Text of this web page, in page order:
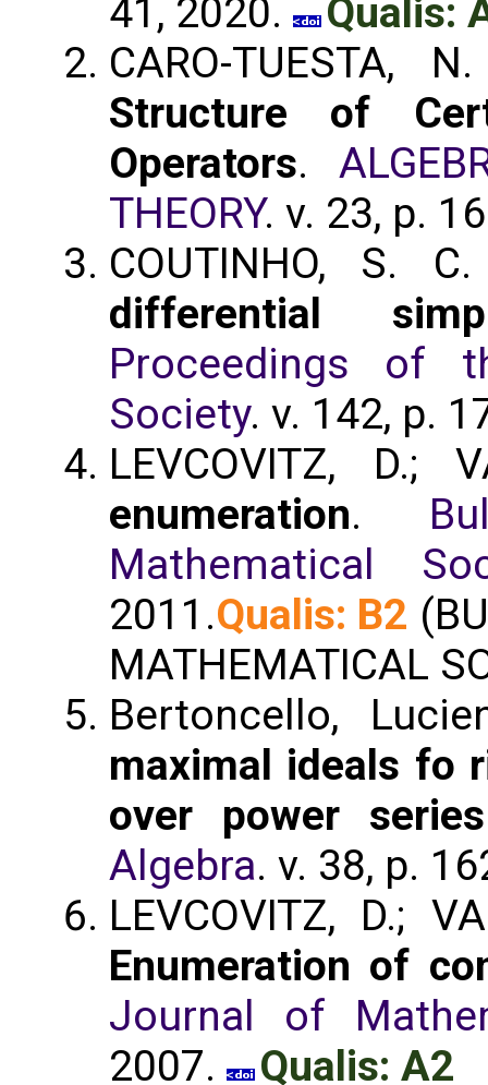
41, 2020.
Qualis:
CARO-TUESTA,
Structure of
Operators.
THEORY. v. 23, p.
COUTINHO, S.
differential
Proceedings of
Society. v. 142, p.
LEVCOVITZ, D.;
enumeration.
Mathematical
2011.Qualis: B2
MATHEMATICAL
Bertoncello,
maximal ideals fo
over power
Algebra. v. 38, p.
LEVCOVITZ, D.;
Enumeration of
Journal of
2007.
Qualis: A2